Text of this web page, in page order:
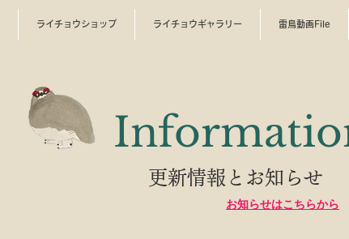
ライチョウショップ ライチョウギャラリー 雷鳥動画File
更新情報とお知らせ
​お知らせはこちらから